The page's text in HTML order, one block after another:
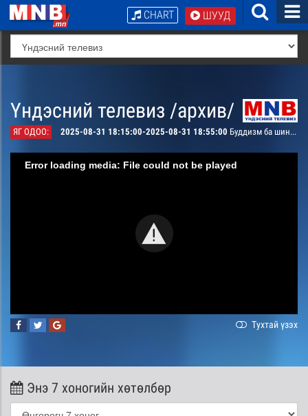
ШУУД
CHART
Үндэсний телевиз /архив/
ЯГ ОДОО: 2025-08-31 18:15:00-2025-08-31 18:55:00 Буддизм ба шинжлэх ухаан
Error loading media: File could not be played
Тухтай үзэх
Энэ 7 хоногийн хөтөлбөр